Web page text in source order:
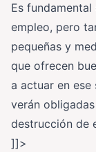
Es
empleo, pero
pequeñas y
que ofrecen
a actuar en ese
verán
destrucción de
]]>